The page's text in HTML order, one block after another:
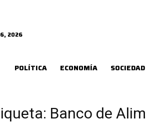
2026
POLÍTICA ECONOMÍA SOCIEDAD
Banco de